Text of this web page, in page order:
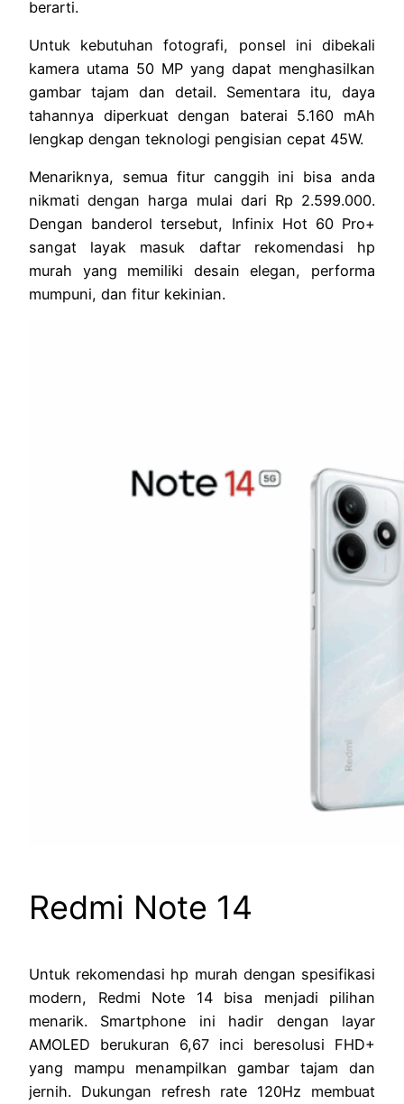
berarti.
Untuk kebutuhan fotografi, ponsel ini dibekali
kamera utama 50 MP yang dapat menghasilkan
gambar tajam dan detail. Sementara itu, daya
tahannya diperkuat dengan baterai 5.160 mAh
lengkap dengan teknologi pengisian cepat 45W.
Menariknya, semua fitur canggih ini bisa anda
nikmati dengan harga mulai dari Rp 2.599.000.
Dengan banderol tersebut, Infinix Hot 60 Pro+
sangat layak masuk daftar rekomendasi hp
murah yang memiliki desain elegan, performa
mumpuni, dan fitur kekinian.
Redmi Note 14
Untuk rekomendasi hp murah dengan spesifikasi
modern, Redmi Note 14 bisa menjadi pilihan
menarik. Smartphone ini hadir dengan layar
AMOLED berukuran 6,67 inci beresolusi FHD+
yang mampu menampilkan gambar tajam dan
jernih. Dukungan refresh rate 120Hz membuat